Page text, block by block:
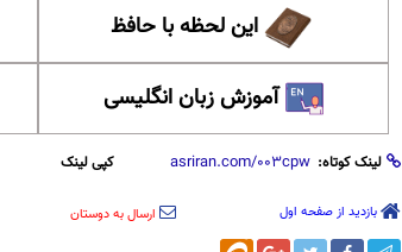
این لحظه با حافظ
آموزش زبان انگلیسی
لینک کوتاه: کپی لینک
بازدید از صفحه اول ارسال به دوستان